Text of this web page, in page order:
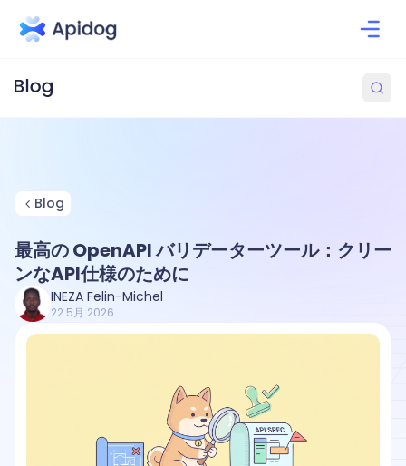
Blog
最高の OpenAPI バリデーターツール：クリー
ンなAPI仕様のために
INEZA Felin-Michel
22 5月 2026